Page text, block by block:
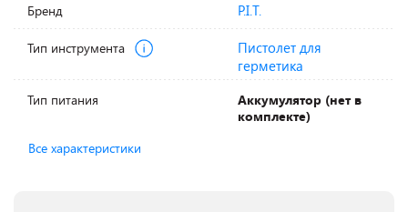
Бренд P.I.T.
Тип инструмента
Пистолет для
герметика
Тип питания
Аккумулятор (нет в
комплекте)
Все характеристики